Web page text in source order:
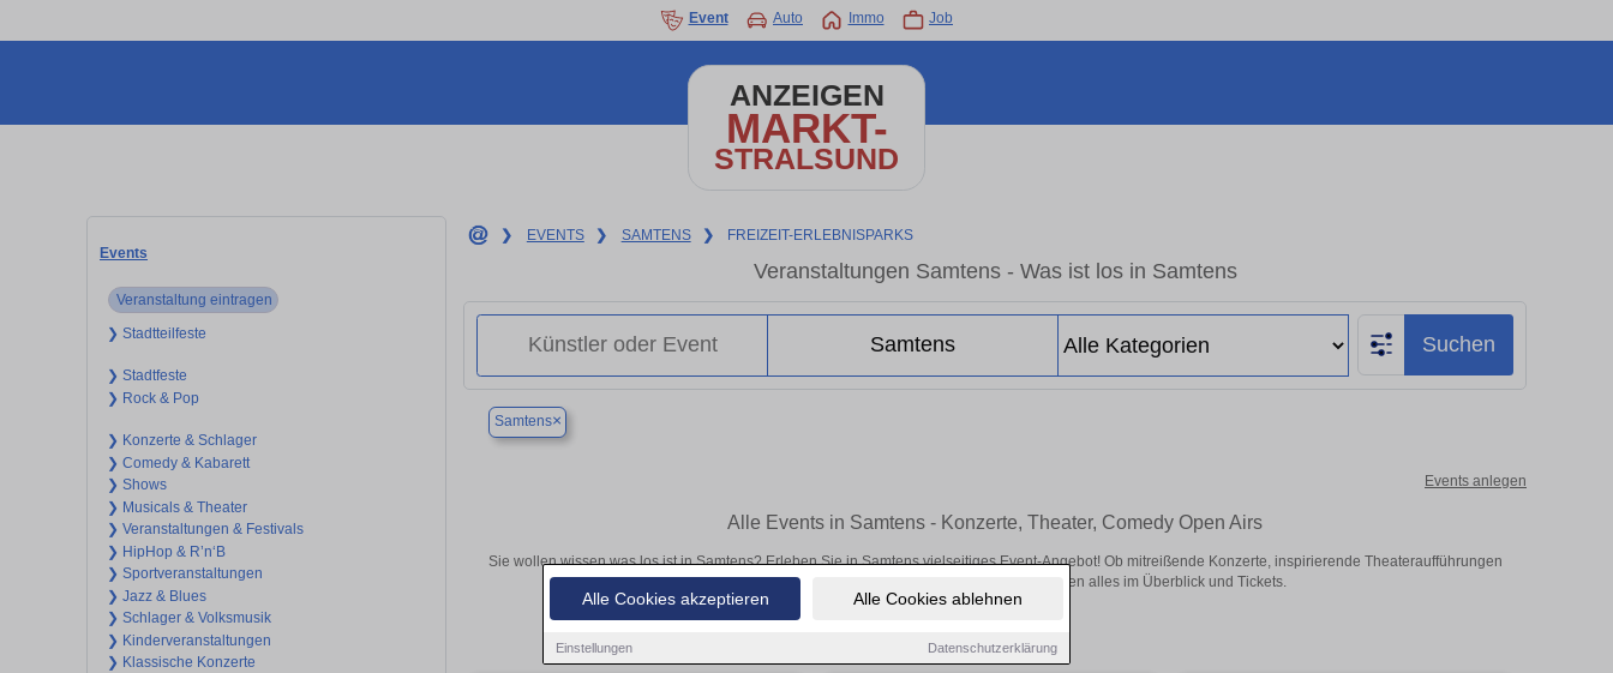
Alle Cookies akzeptieren Alle Cookies ablehnen
Einstellungen Datenschutzerklärung
Event Auto Immo Job
ANZEIGEN
MARKT-
STRALSUND
Events
Veranstaltung eintragen
❯ Stadtteilfeste
❯ Stadtfeste
❯ Rock & Pop
❯ Konzerte & Schlager
❯ Comedy & Kabarett
❯ Shows
❯ Musicals & Theater
❯ Veranstaltungen & Festivals
❯ HipHop & R’n‘B
❯ Sportveranstaltungen
❯ Jazz & Blues
❯ Schlager & Volksmusik
❯ Kinderveranstaltungen
❯ Klassische Konzerte
❯ EVENTS ❯ SAMTENS ❯ FREIZEIT-ERLEBNISPARKS
Veranstaltungen Samtens - Was ist los in Samtens
Suchen
Samtens×
Events anlegen
Alle Events in Samtens - Konzerte, Theater, Comedy Open Airs
Sie wollen wissen was los ist in Samtens? Erleben Sie in Samtens vielseitiges Event-Angebot! Ob mitreißende Konzerte, inspirierende Theateraufführungen
oder aufregende Veranstaltungen in Samtens – hier finden alles im Überblick und Tickets.